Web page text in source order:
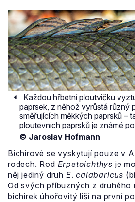
Každou hřbetní ploutvičku
paprsek, z něhož vyrůstá různý
směřujících měkkých paprsků –
ploutevních paprsků je známé
© Jaroslav Hofmann
Bichirové se vyskytují pouze v
rodech. Rod Erpetoichthys je
něj jediný druh E.calabaricus
Od svých příbuzných z druhého
bichirek úhořovitý liší na první